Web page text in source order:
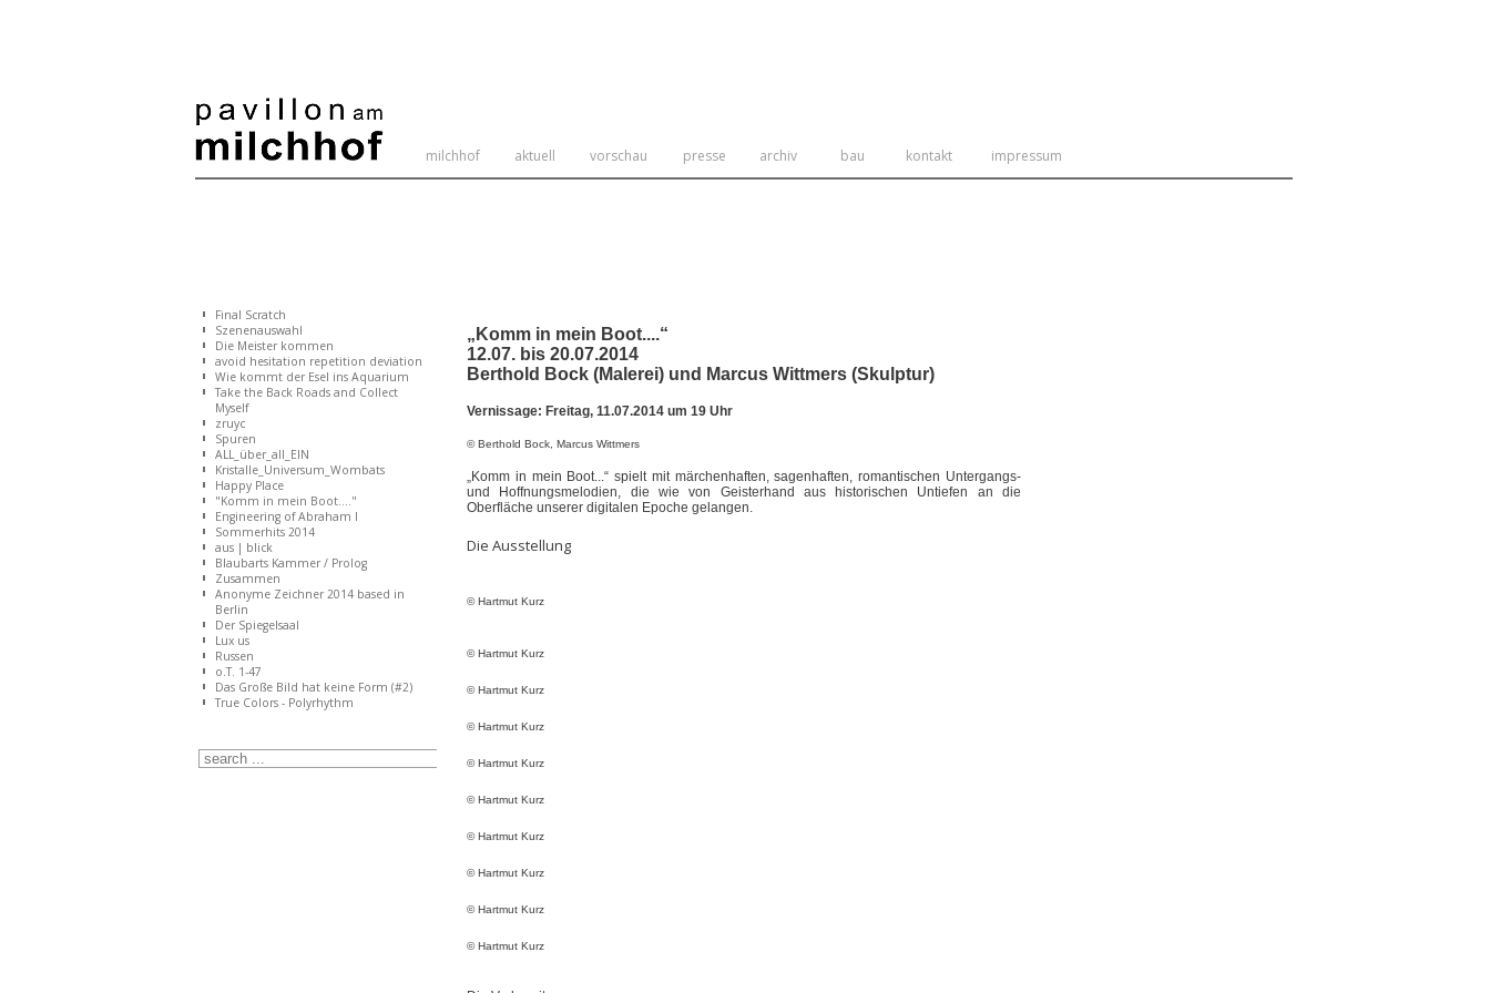
milchhof aktuell vorschau presse archiv bau kontakt impressum
Final Scratch
Szenenauswahl
Die Meister kommen
avoid hesitation repetition deviation
Wie kommt der Esel ins Aquarium
Take the Back Roads and Collect
Myself
zruyc
Spuren
ALL_über_all_EIN
Kristalle_Universum_Wombats
Happy Place
"Komm in mein Boot...."
Engineering of Abraham I
Sommerhits 2014
aus | blick
Blaubarts Kammer / Prolog
Zusammen
Anonyme Zeichner 2014 based in
Berlin
Der Spiegelsaal
Lux us
Russen
o.T. 1-47
Das Große Bild hat keine Form (#2)
True Colors - Polyrhythm
„Komm in mein Boot....“
12.07. bis 20.07.2014
Berthold Bock (Malerei) und Marcus Wittmers (Skulptur)
Vernissage: Freitag, 11.07.2014 um 19 Uhr
© Berthold Bock, Marcus Wittmers
„Komm in mein Boot...“ spielt mit märchenhaften, sagenhaften, romantischen Untergangs-
und Hoffnungsmelodien, die wie von Geisterhand aus historischen Untiefen an die
Oberfläche unserer digitalen Epoche gelangen.
Die Ausstellung
© Hartmut Kurz
© Hartmut Kurz
© Hartmut Kurz
© Hartmut Kurz
© Hartmut Kurz
© Hartmut Kurz
© Hartmut Kurz
© Hartmut Kurz
© Hartmut Kurz
© Hartmut Kurz